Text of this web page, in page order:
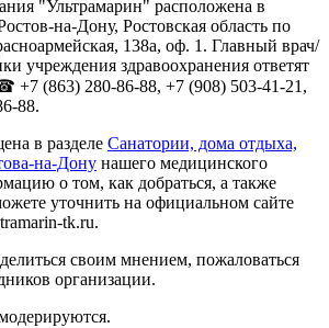
"Ультрамарин" расположена в
на-Дону, Ростовская область по
138а, оф. 1. Главный врач/
учреждения здравоохранения ответят
+7 (863) 280-86-88, +7 (908) 503-41-21,
88.
в разделе Санатории, дома отдыха,
на-Дону нашего медицинского
о том, как добраться, а также
уточнить на официальном сайте
tk.ru.
своим мнением, пожаловаться
организации.